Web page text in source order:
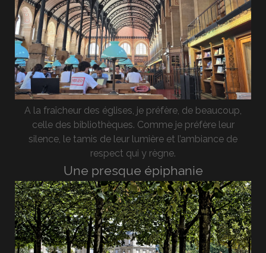
A la fraîcheur des églises, je préfère, de beaucoup,
celle des bibliothèques. Comme je préfère leur
silence, le tamis de leur lumière et l’ambiance de
respect qui y règne.
Une presque épiphanie